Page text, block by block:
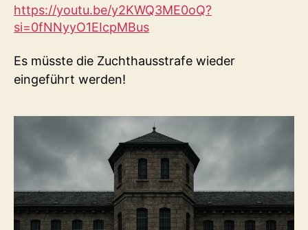
https://youtu.be/y2KWQ3ME0oQ?
si=0fNNyyO1EIcpMBus
Es müsste die Zuchthausstrafe wieder
eingeführt werden!